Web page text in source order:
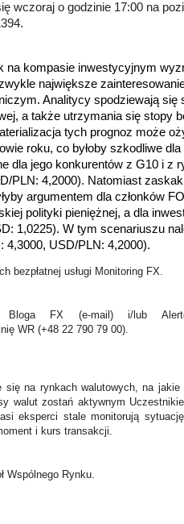
wczoraj o godzinie 17:00 na
na kompasie inwestycyjnym
największe
Analitycy spodziewają się
a także utrzymania się stopy
tych prognoz może
roku, co byłoby szkodliwe
dla jego konkurentów z G10 i z
PLN: 4,2000). Natomiast
argumentem dla członków
polityki pieniężnej, a dla
1,0225). W tym scenariuszu
4,3000, USD/PLN: 4,2000).
bezpłatnej usługi Monitoring FX.
Bloga FX (e-mail) i/lub
WR (+48 22 790 79 00).
na rynkach walutowych, na
walut zostań aktywnym
eksperci stale monitorują
i kurs transakcji.
Wspólnego Rynku.